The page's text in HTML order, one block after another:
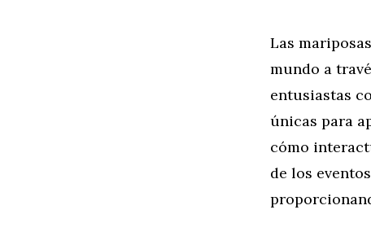
Las
mundo a
entusiastas
únicas para
cómo
de los